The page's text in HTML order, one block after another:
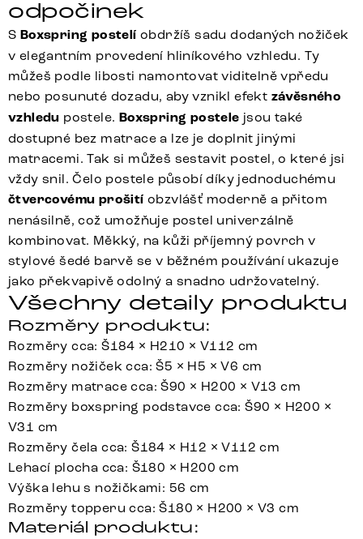
odpočinek
S Boxspring postelí obdržíš sadu dodaných nožiček
v elegantním provedení hliníkového vzhledu. Ty
můžeš podle libosti namontovat viditelně vpředu
nebo posunuté dozadu, aby vznikl efekt závěsného
vzhledu postele. Boxspring postele jsou také
dostupné bez matrace a lze je doplnit jinými
matracemi. Tak si můžeš sestavit postel, o které jsi
vždy snil. Čelo postele působí díky jednoduchému
čtvercovému prošití obzvlášť moderně a přitom
nenásilně, což umožňuje postel univerzálně
kombinovat. Měkký, na kůži příjemný povrch v
stylové šedé barvě se v běžném používání ukazuje
jako překvapivě odolný a snadno udržovatelný.
Všechny detaily produktu
Rozměry produktu:
Rozměry cca: Š184 × H210 × V112 cm
Rozměry nožiček cca: Š5 × H5 × V6 cm
Rozměry matrace cca: Š90 × H200 × V13 cm
Rozměry boxspring podstavce cca: Š90 × H200 ×
V31 cm
Rozměry čela cca: Š184 × H12 × V112 cm
Lehací plocha cca: Š180 × H200 cm
Výška lehu s nožičkami: 56 cm
Rozměry topperu cca: Š180 × H200 × V3 cm
Materiál produktu: